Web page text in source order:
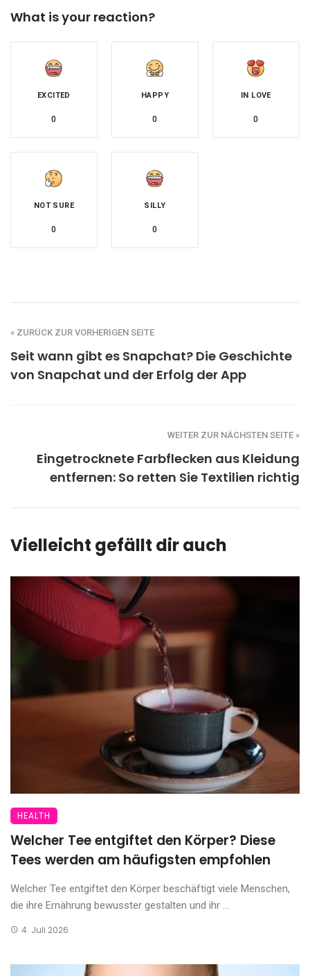
What is your reaction?
EXCITED
0
HAPPY
0
IN LOVE
0
NOT SURE
0
SILLY
0
« ZURÜCK ZUR VORHERIGEN SEITE
Seit wann gibt es Snapchat? Die Geschichte
von Snapchat und der Erfolg der App
WEITER ZUR NÄCHSTEN SEITE »
Eingetrocknete Farbflecken aus Kleidung
entfernen: So retten Sie Textilien richtig
Vielleicht gefällt dir auch
HEALTH
Welcher Tee entgiftet den Körper? Diese
Tees werden am häufigsten empfohlen
Welcher Tee entgiftet den Körper beschäftigt viele Menschen,
die ihre Ernährung bewusster gestalten und ihr ...
4. Juli 2026